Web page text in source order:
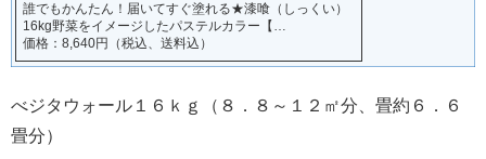
誰でもかんたん！届いてすぐ塗れる★漆喰（しっくい）
16kg野菜をイメージしたパステルカラー【…
価格：8,640円（税込、送料込）
べジタウォール１６ｋｇ（８．８～１２㎡分、畳約６．６
畳分）